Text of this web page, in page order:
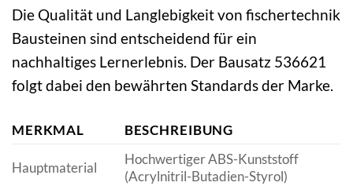
Die Qualität und Langlebigkeit von fischertechnik
Bausteinen sind entscheidend für ein
nachhaltiges Lernerlebnis. Der Bausatz 536621
folgt dabei den bewährten Standards der Marke.
MERKMAL BESCHREIBUNG
Hauptmaterial
Hochwertiger ABS-Kunststoff
(Acrylnitril-Butadien-Styrol)